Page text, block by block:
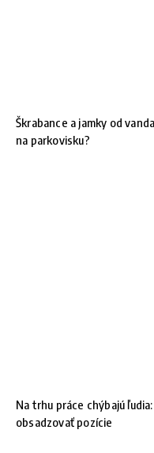
Škrabance a jamky od
na parkovisku?
Na trhu práce chýbajú
obsadzovať pozície